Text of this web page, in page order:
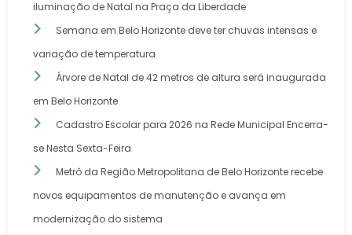
iluminação de Natal na Praça da Liberdade
Semana em Belo Horizonte deve ter chuvas intensas e
variação de temperatura
Árvore de Natal de 42 metros de altura será inaugurada
em Belo Horizonte
Cadastro Escolar para 2026 na Rede Municipal Encerra-
se Nesta Sexta-Feira
Metrô da Região Metropolitana de Belo Horizonte recebe
novos equipamentos de manutenção e avança em
modernização do sistema